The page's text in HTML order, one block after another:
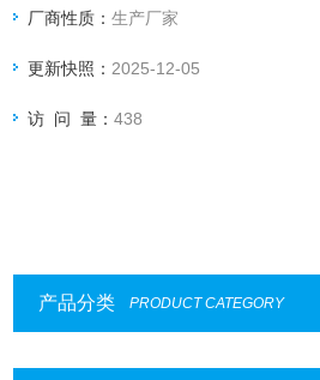
产中的核心检测工具。
厂商性质：生产厂家
更新快照： 2025-12-05
访 问 量：438
产品分类 PRODUCT CATEGORY